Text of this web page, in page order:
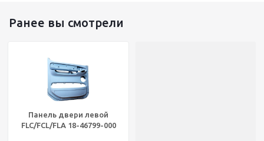
Ранее вы смотрели
Панель двери левой
FLC/FCL/FLA 18-46799-000